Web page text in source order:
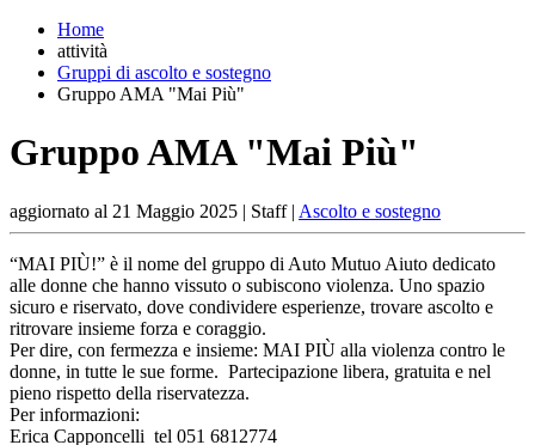
Home
attività
Gruppi di ascolto e sostegno
Gruppo AMA "Mai Più"
Gruppo AMA "Mai Più"
aggiornato al 21 Maggio 2025 | Staff | Ascolto e sostegno
“MAI PIÙ!” è il nome del gruppo di Auto Mutuo Aiuto dedicato
alle donne che hanno vissuto o subiscono violenza. Uno spazio
sicuro e riservato, dove condividere esperienze, trovare ascolto e
ritrovare insieme forza e coraggio.
Per dire, con fermezza e insieme: MAI PIÙ alla violenza contro le
donne, in tutte le sue forme. Partecipazione libera, gratuita e nel
pieno rispetto della riservatezza.
Per informazioni:
Erica Capponcelli tel 051 6812774